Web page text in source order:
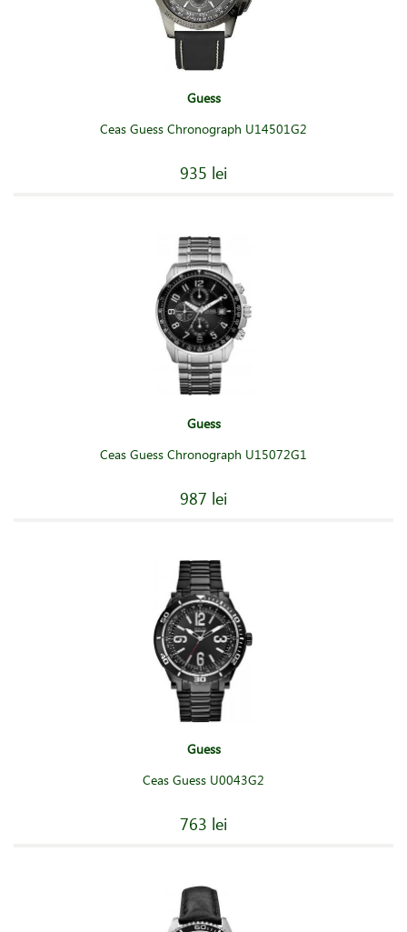
Guess
Ceas Guess Chronograph U14501G2
935 lei
Guess
Ceas Guess Chronograph U15072G1
987 lei
Guess
Ceas Guess U0043G2
763 lei